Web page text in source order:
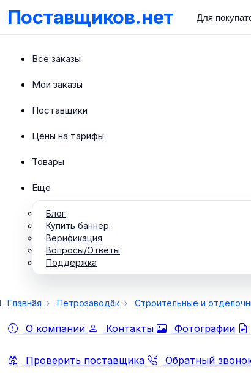
Поставщиков.нет Для
Все заказы
Мои заказы
Поставщики
Цены на тарифы
Товары
Еще
Блог
Купить баннер
Верификация
Вопросы/Ответы
Поддержка
Главная Петрозаводск Строительные и
О компании
Контакты Фотографии
Проверить поставщика Обратный